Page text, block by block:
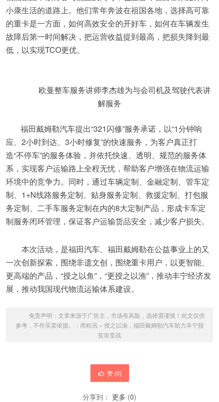
小康生活的道路上。他们常年奔波在祖国各地，选择高可靠
的重卡是一方面，如何高效安全的开好车，如何在车辆发生
故障后第一时间解决，把运营收益提到最高，把损失降到最
低，以实现TCO更优。
欧曼整车服务讲师李杰雄为与会司机及驾驶代表讲
解服务
福田戴姆勒汽车提出“321闪修”服务承诺，以“1分钟响
应、2小时到达、3小时修复”的快速服务，为客户真正打
造“不停车”的服务体验，并依托快速、透明、规范的服务体
系，实现客户运输路上全程无忧，帮助客户增强在物流运输
环境中的竞争力。同时，通过车辆定制、金融定制、管车定
制、1+N线路服务定制、贴身服务定制、救援定制、打包服
务定制、二手车服务定制在内的8大定制产品，形成卡车定
制服务闭环管理，保证客户运输货品安全，减少客户损失。
本次活动，是福田汽车、福田戴姆勒在公益事业上的又
一次创新探索，围绕非遗文创，围绕重卡用户，以更智能、
更高端的产品，“授之以鱼”，“更授之以渔”，推动丰宁经济发
展，推动我国现代物流运输体系建设。
免责声明：文章来源于广告主，市场有风险，选择需谨慎！此文仅供
参考，不作买卖依据。： 商机讯» 授之以渔，福田戴姆勒汽车助力丰宁脱
贫攻坚战
赞 (0)
分享到： 更多 (0)